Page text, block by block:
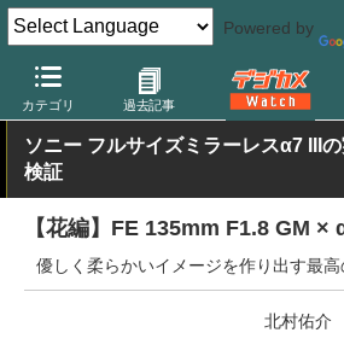
Powered by
カテゴリ 過去記事
デジカメ Watch レンズ 交換レンズ
ソニー フルサイズミラーレスα7 III
検証
【花編】FE 135mm F1.8 GM ×
優しく柔らかいイメージを作り出す最
北村佑介